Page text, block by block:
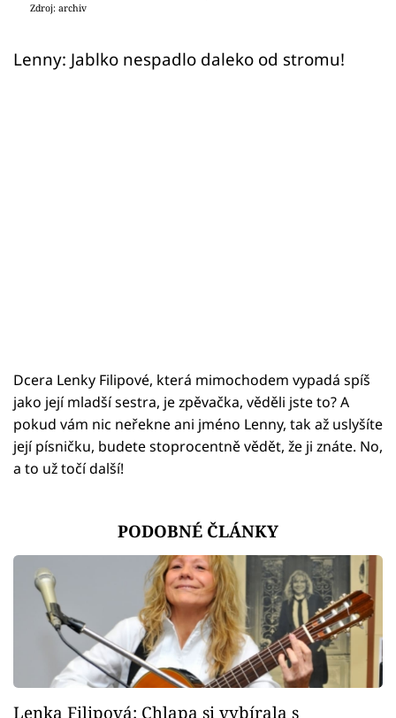
Zdroj: archiv
Lenny: Jablko nespadlo daleko od stromu!
Dcera Lenky Filipové, která mimochodem vypadá spíš
jako její mladší sestra, je zpěvačka, věděli jste to? A
pokud vám nic neřekne ani jméno Lenny, tak až uslyšíte
její písničku, budete stoprocentně vědět, že ji znáte. No,
a to už točí další!
PODOBNÉ ČLÁNKY
Lenka Filipová: Chlapa si vybírala s